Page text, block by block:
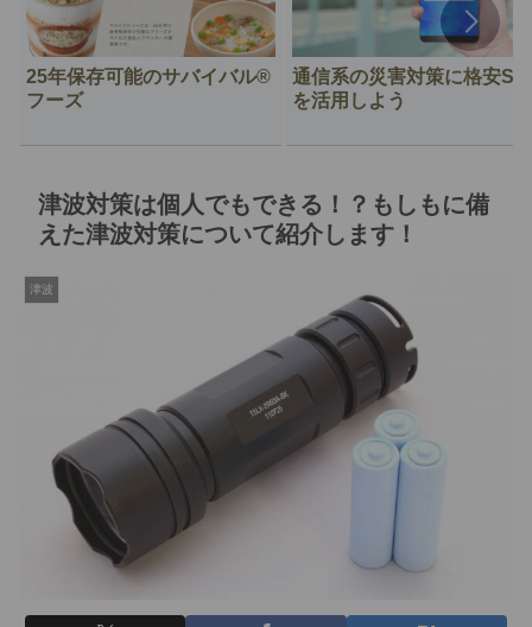
25年保存可能のサバイバル®︎
フーズ
通信系の災害対策に格安
を活用しよう
津波対策は個人でもできる！？もしもに備
えた津波対策について紹介します！
津波